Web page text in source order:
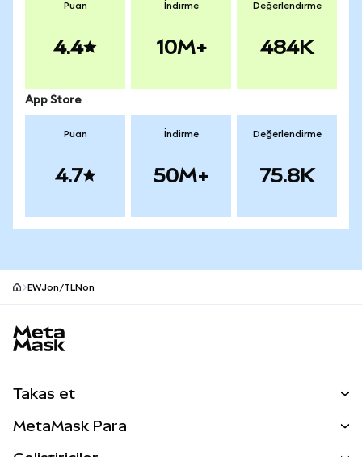
Puan
4.4
İndirme
10M+
Değerlendirme
484K
App Store
Puan
4.7
İndirme
50M+
Değerlendirme
75.8K
EWJon/TLNon
Takas et
MetaMask Para